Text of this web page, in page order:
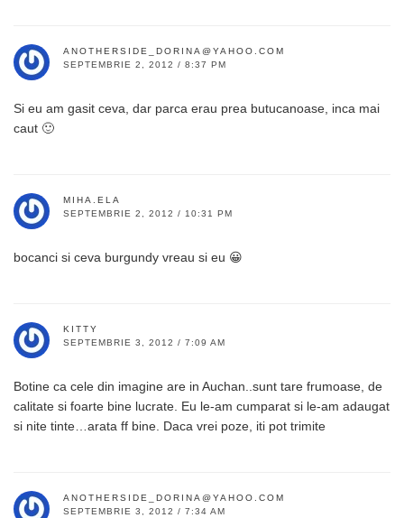
ANOTHERSIDE_DORINA@YAHOO.COM
SEPTEMBRIE 2, 2012 / 8:37 PM
Si eu am gasit ceva, dar parca erau prea butucanoase, inca mai
caut 🙂
MIHA.ELA
SEPTEMBRIE 2, 2012 / 10:31 PM
bocanci si ceva burgundy vreau si eu 😀
KITTY
SEPTEMBRIE 3, 2012 / 7:09 AM
Botine ca cele din imagine are in Auchan..sunt tare frumoase, de
calitate si foarte bine lucrate. Eu le-am cumparat si le-am adaugat
si nite tinte…arata ff bine. Daca vrei poze, iti pot trimite
ANOTHERSIDE_DORINA@YAHOO.COM
SEPTEMBRIE 3, 2012 / 7:34 AM